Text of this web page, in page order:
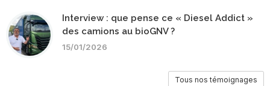
Interview : que pense ce « Diesel Addict »
des camions au bioGNV ?
15/01/2026
Tous nos témoignages